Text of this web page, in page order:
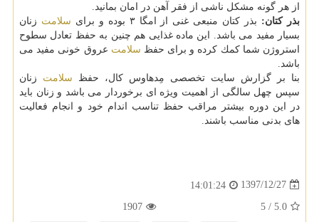
از هر گونه مشكل ناشی از فقر آهن در امان بمانید.
بذر كتان: بذر كتان منبعی غنی از امگا ۳ بوده و برای سلامت زنان
بسیار مفید می باشد. این ماده غذایی هم چنین به حفظ تعادل سطوح
استروژن شما كمك كرده و برای حفظ سلامت عروق خونی مفید می
باشد.
بنا بر گزارش سایت تخصصی مِدهاوس كال، حفظ سلامت زنان
سپس چهل سالگی از اهمیت ویژه ای برخوردار می باشد و زنان باید
در این دوره بیشتر مراقب حفظ تناسب اندام خود و انجام فعالیت
های بدنی مناسب باشند.
1397/12/27
14:01:24
5.0
/
5
1907